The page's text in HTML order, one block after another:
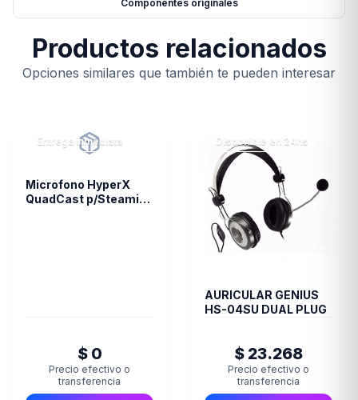
Componentes originales
Productos relacionados
Opciones similares que también te pueden interesar
Entrega inmediata
Microfono HyperX
QuadCast p/Steaming
$ 0
Precio efectivo o
transferencia
Disponible en 24hs
AURICULAR GENIUS
HS-04SU DUAL PLUG
$ 23.268
Precio efectivo o
transferencia